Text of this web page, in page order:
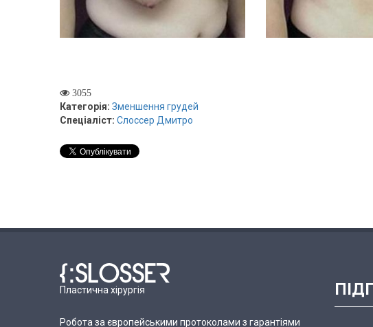
3055
Категорія: Зменшення грудей
Спеціаліст: Слоссер Дмитро
Пластична хірургія
Робота за європейськими протоколами з гарантіями